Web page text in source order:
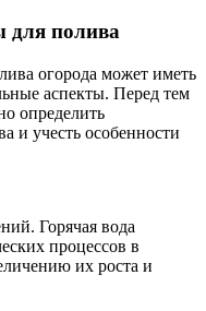
для полива
огорода может иметь
аспекты. Перед тем
определить
и учесть особенности
Горячая вода
процессов в
их роста и